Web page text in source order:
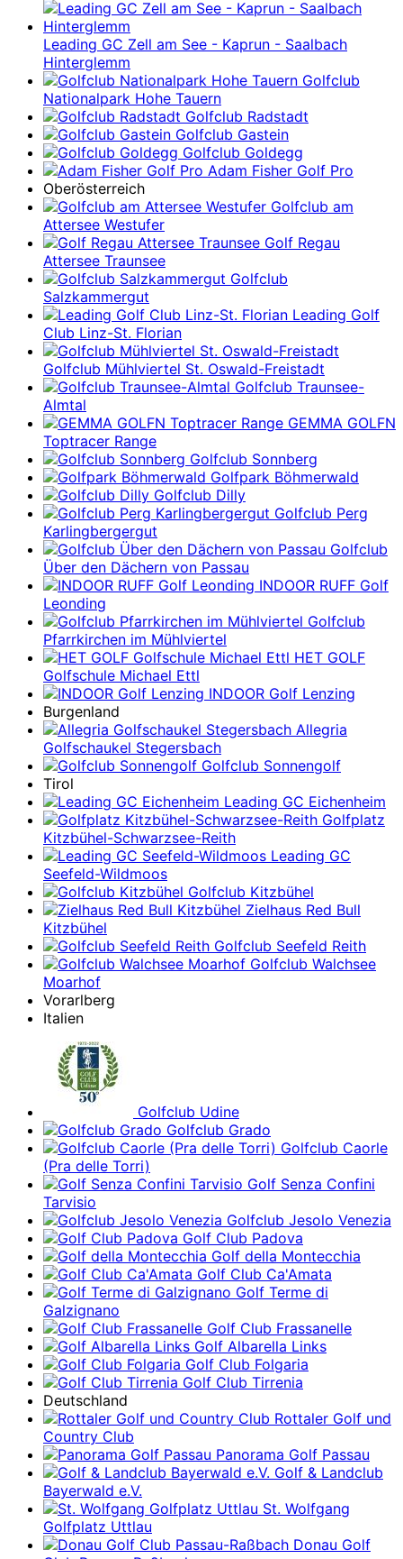
Leading GC Zell am See - Kaprun - Saalbach
Hinterglemm
Golfclub
Nationalpark Hohe Tauern
Golfclub Radstadt
Golfclub Gastein
Golfclub Goldegg
Adam Fisher Golf Pro
Oberösterreich
Golfclub am
Attersee Westufer
Golf Regau
Attersee Traunsee
Golfclub
Salzkammergut
Leading Golf
Club Linz-St. Florian
Golfclub Mühlviertel St. Oswald-Freistadt
Golfclub Traunsee-
Almtal
GEMMA GOLFN
Toptracer Range
Golfclub Sonnberg
Golfpark Böhmerwald
Golfclub Dilly
Golfclub Perg
Karlingbergergut
Golfclub
Über den Dächern von Passau
INDOOR RUFF Golf
Leonding
Golfclub
Pfarrkirchen im Mühlviertel
HET GOLF
Golfschule Michael Ettl
INDOOR Golf Lenzing
Burgenland
Allegria
Golfschaukel Stegersbach
Golfclub Sonnengolf
Tirol
Leading GC Eichenheim
Golfplatz
Kitzbühel-Schwarzsee-Reith
Leading GC
Seefeld-Wildmoos
Golfclub Kitzbühel
Zielhaus Red Bull
Kitzbühel
Golfclub Seefeld Reith
Golfclub Walchsee
Moarhof
Vorarlberg
Italien
Golfclub Udine
Golfclub Grado
Golfclub Caorle
(Pra delle Torri)
Golf Senza Confini
Tarvisio
Golfclub Jesolo Venezia
Golf Club Padova
Golf della Montecchia
Golf Club Ca'Amata
Golf Terme di
Galzignano
Golf Club Frassanelle
Golf Albarella Links
Golf Club Folgaria
Golf Club Tirrenia
Deutschland
Rottaler Golf und
Country Club
Panorama Golf Passau
Golf & Landclub
Bayerwald e.V.
St. Wolfgang
Golfplatz Uttlau
Donau Golf